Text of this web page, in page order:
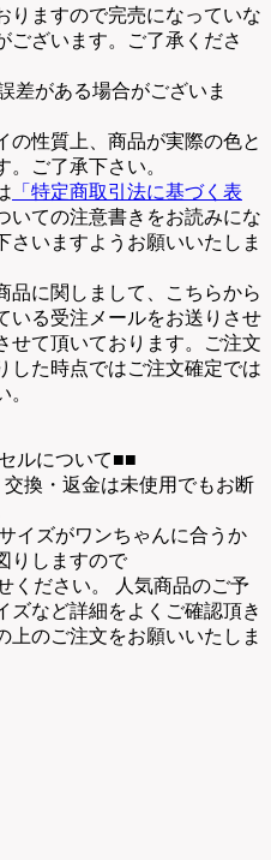
りますので完売になっていな
ございます。ご了承くださ
差がある場合がございま
の性質上、商品が実際の色と
ご了承下さい。
「特定商取引法に基づく表
いての注意書きをお読みにな
さいますようお願いいたしま
品に関しまして、こちらから
いる受注メールをお送りさせ
せて頂いております。ご注文
した時点ではご注文確定では
ルについて■■
換・返金は未使用でもお断
イズがワンちゃんに合うか
りしますので
ください。 人気商品のご予
ズなど詳細をよくご確認頂き
上のご注文をお願いいたしま